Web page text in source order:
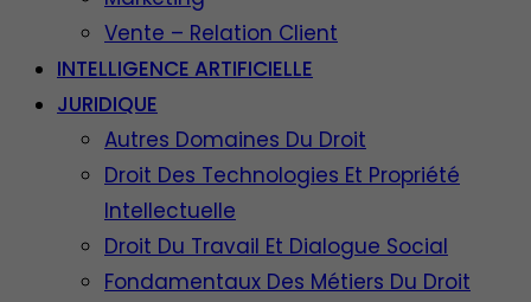
Vente – Relation Client
INTELLIGENCE ARTIFICIELLE
JURIDIQUE
Autres Domaines Du Droit
Droit Des Technologies Et Propriété
Intellectuelle
Droit Du Travail Et Dialogue Social
Fondamentaux Des Métiers Du Droit